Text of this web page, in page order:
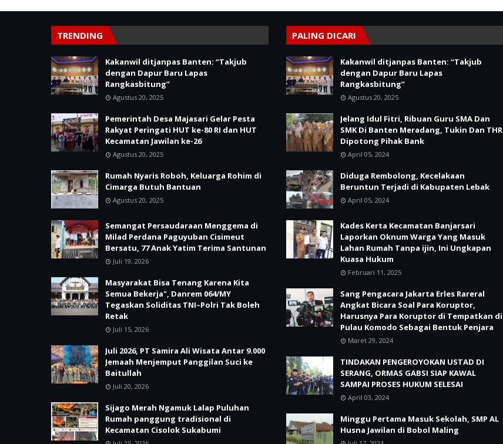
TRENDING
Kakanwil ditjanpas Banten: “Takjub
dengan Dapur Baru Lapas
Rangkasbitung”
Agustus 20, 2025
Pemerintah Desa Majasari Gelar Pesta
Rakyat Peringati HUT ke-80 RI dan HUT
Kecamatan Jawilan ke-26
Agustus 20, 2025
Rumah Nyaris Roboh, Keluarga Rohim di
Cimarga Butuh Bantuan
Agustus 20, 2025
Semangat Persaudaraan Menggema di
Milad Perdana Paguyuban Cisimeut
Bersatu, 77 Anak Yatim Terima Santunan
Juli 19, 2026
Masyarakat Bisa Tenang Karena Kita
Semua Bekerja", Danrem 064/MY
Tegaskan Soliditas TNI–Polri Tak Boleh
Retak
Juli 15, 2026
Juli 2026, PT Samira Ali Wisata Antar 9.000
Jemaah Menjemput Panggilan Suci ke
Baitullah
Juli 20, 2026
Sijago Merah Ngamuk Lalap Puluhan
Rumah panggung tradisional di
Kecamatan Cisolok Sukabumi
PALING DICARI
Kakanwil ditjanpas Banten: “Takjub
dengan Dapur Baru Lapas
Rangkasbitung”
Agustus 20, 2025
Jelang Idul Fitri, Ribuan Guru SMA Dan
SMK Di Banten Meradang, Tukin Dan THR
Dipotong Pihak Bank
April 05, 2024
Diduga Rembolong, Kecelakaan
Beruntun Terjadi di Kabupaten Lebak
April 05, 2024
Kades Kerta Kecamatan Banjarsari
Laporkan Oknum Warga Yang Masuk
Lahan Rumah Tanpa ijin, Ini Ungkapan
Kuasa Hukum
Februari 11, 2025
Sang Pengacara Jakarta Erles Rareral
Angkat Bicara Soal Para Koruptor,
Harusnya Para Koruptor di Tempatkan di
Pulau Komodo Sebagai Bentuk Penjara
Maret 29, 2024
TINDAKAN PENGEROYOKAN USTAD DI
SERANG, ORMAS GABSI SIAP KAWAL
SAMPAI PROSES HUKUM SELESAI
April 03, 2024
Minggu Pertama Masuk Sekolah, SMP AL
Husna Jawilan di Bobol Maling